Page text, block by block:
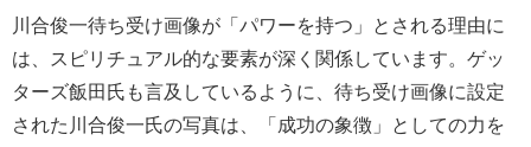
川合俊一待ち受け画像が「パワーを持つ」とされる理由に
は、スピリチュアル的な要素が深く関係しています。ゲッ
ターズ飯田氏も言及しているように、待ち受け画像に設定
された川合俊一氏の写真は、「成功の象徴」としての力を